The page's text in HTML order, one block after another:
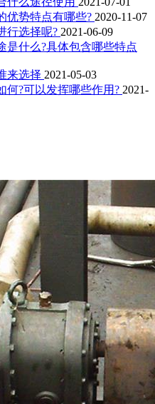
优势特点有哪些? 2020-11-07
行选择呢? 2021-06-09
是什么?具体包含哪些特点
来选择 2021-05-03
何?可以发挥哪些作用? 2021-